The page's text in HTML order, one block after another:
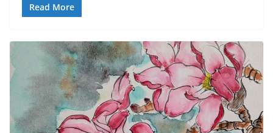
Read More